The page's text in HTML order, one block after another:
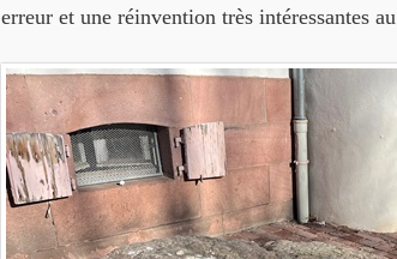
erreur et une réinvention très intéressantes